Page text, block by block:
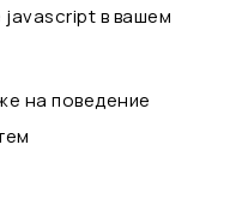
в вашем
на поведение